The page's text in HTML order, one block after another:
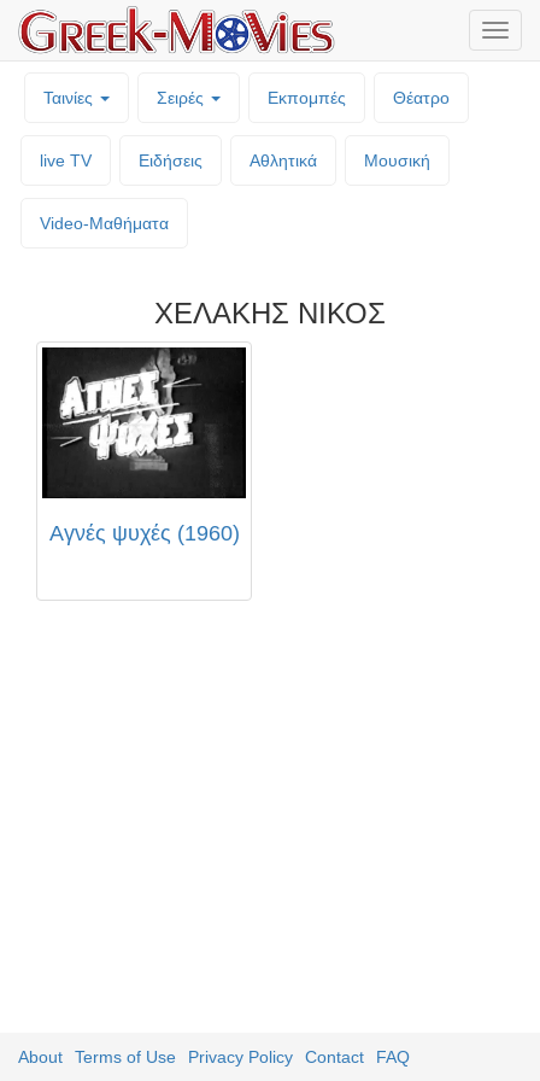
Ταινίες Σειρές Εκπομπές Θέατρο
live TV Ειδήσεις Αθλητικά Μουσική
Video-Mαθήματα
ΧΕΛΑΚΗΣ ΝΙΚΟΣ
Αγνές ψυχές (1960)
About Terms of Use Privacy Policy Contact FAQ